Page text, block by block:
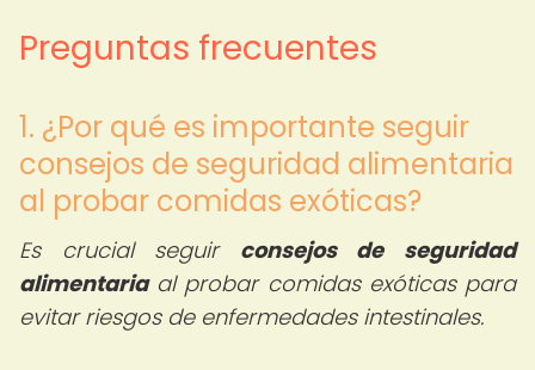
Preguntas frecuentes
1. ¿Por qué es importante seguir
consejos de seguridad alimentaria
al probar comidas exóticas?
Es crucial seguir consejos de seguridad
alimentariaal probar comidas exóticas para
evitar riesgos de enfermedades intestinales.